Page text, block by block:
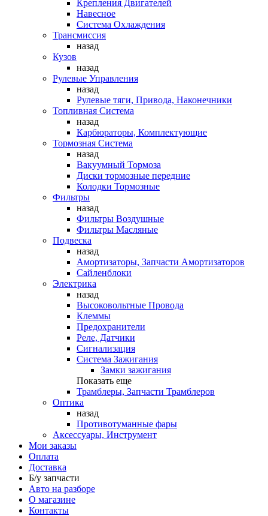
Крепления Двигателей
Навесное
Система Охлаждения
Трансмиссия
назад
Кузов
назад
Рулевые Управления
назад
Рулевые тяги, Привода, Наконечники
Топливная Система
назад
Карбюраторы, Комплектующие
Тормозная Система
назад
Вакуумный Тормоза
Диски тормозные передние
Колодки Тормозные
Фильтры
назад
Фильтры Воздушные
Фильтры Масляные
Подвеска
назад
Амортизаторы, Запчасти Амортизаторов
Сайленблоки
Электрика
назад
Высоковольтные Провода
Клеммы
Предохранители
Реле, Датчики
Сигнализация
Система Зажигания
Замки зажигания
Показать еще
Трамблеры, Запчасти Трамблеров
Оптика
назад
Противотуманные фары
Аксессуары, Инструмент
Мои заказы
Оплата
Доставка
Б/у запчасти
Авто на разборе
О магазине
Контакты